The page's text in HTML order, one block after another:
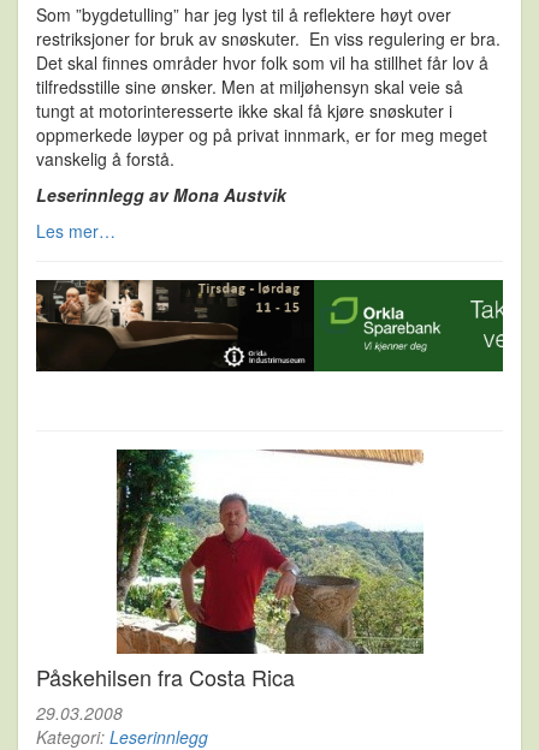
Som ”bygdetulling” har jeg lyst til å reflektere høyt over
restriksjoner for bruk av snøskuter. En viss regulering er bra.
Det skal finnes områder hvor folk som vil ha stillhet får lov å
tilfredsstille sine ønsker. Men at miljøhensyn skal veie så
tungt at motorinteresserte ikke skal få kjøre snøskuter i
oppmerkede løyper og på privat innmark, er for meg meget
vanskelig å forstå.
Leserinnlegg av Mona Austvik
Les mer…
Påskehilsen fra Costa Rica
29.03.2008
Kategori: Leserinnlegg